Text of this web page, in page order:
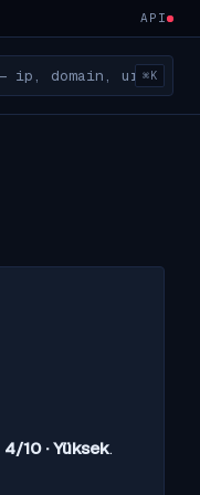
API
⌘K
4/10 · Yüksek.